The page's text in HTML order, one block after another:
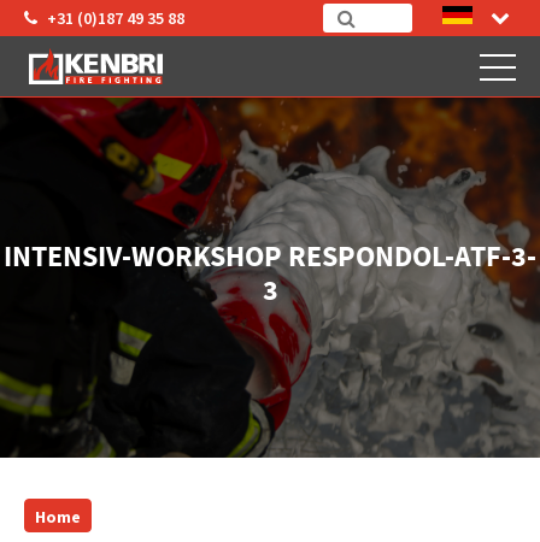
+31 (0)187 49 35 88
INTENSIV-WORKSHOP RESPONDOL-ATF-3-
3
Home